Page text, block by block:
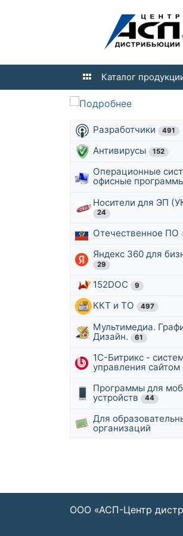
Каталог
Разработчики 491
Антивирусы 152
Операционные
офисные
Носители для ЭП
24
Отечественное ПО
Яндекс 360 для
29
152DOC 9
ККТ и ТО 497
Мультимедиа.
Дизайн.
61
1С-Битрикс -
управления сайтом
Программы для
устройств
44
Для
организаций
ООО «АСП-Центр